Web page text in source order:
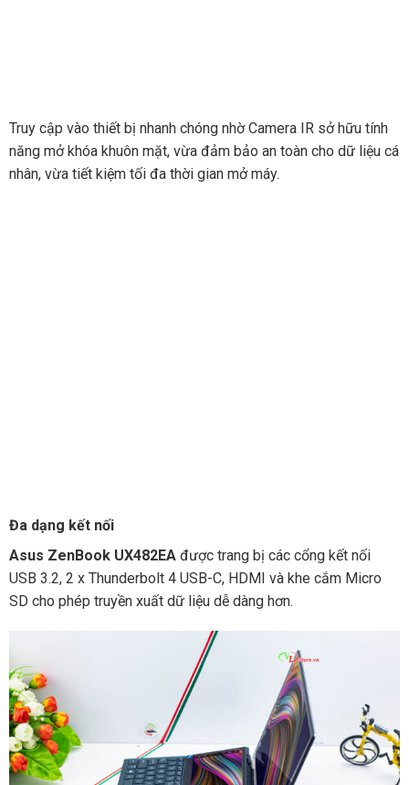
Truy cập vào thiết bị nhanh chóng nhờ Camera IR sở hữu tính
năng mở khóa khuôn mặt, vừa đảm bảo an toàn cho dữ liệu cá
nhân, vừa tiết kiệm tối đa thời gian mở máy.
Đa dạng kết nối
Asus ZenBook UX482EAđược trang bị các cổng kết nối
USB 3.2, 2 x Thunderbolt 4 USB-C, HDMI và khe cắm Micro
SD cho phép truyền xuất dữ liệu dễ dàng hơn.